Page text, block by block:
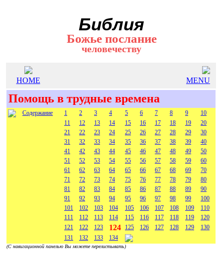
Библия
Божье послание
человечеству
HOME MENU
Помощь в трудные времена
Содержание 1 2 3 4 5 6 7 8 9
10
11
12 13 14 15 16 17 18 19
20
21
22 23 24 25 26 27 28 29
30
31
32 33 34 35 36 37 38 39
40
41
42 43 44 45 46 47 48 49
50
51
52 53 54 55 56 57 58 59
60
61
62 63 64 65 66 67 68 69
70
71
72 73 74 75 76 77 78 79
80
81
82 83 84 85 86 87 88 89
90
91
92 93 94 95 96 97 98 99
100
101
102 103 104 105 106 107 108 109
110
111
112 113 114 115 116 117 118 119
120
121
122 123 124 125 126 127 128 129
130
131
132 133 134
(С навигационной панелью Вы можете перелистывать)